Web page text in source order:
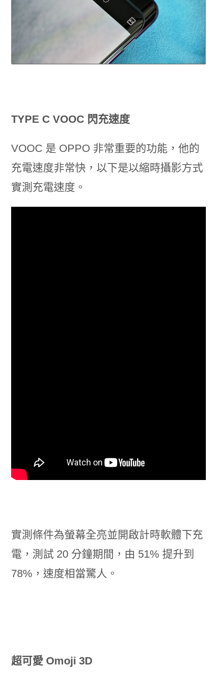
TYPE C VOOC 閃充速度
VOOC 是 OPPO 非常重要的功能，他的
充電速度非常快，以下是以縮時攝影方式
實測充電速度。
實測條件為螢幕全亮並開啟計時軟體下充
電，測試 20 分鐘期間，由 51% 提升到
78%，速度相當驚人。
超可愛 Omoji 3D